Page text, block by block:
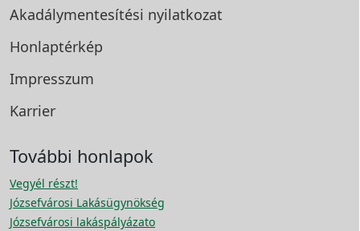
Akadálymentesítési nyilatkozat
Honlaptérkép
Impresszum
Karrier
További honlapok
Vegyél részt!
Józsefvárosi Lakásügynökség
Józsefvárosi lakáspályázato